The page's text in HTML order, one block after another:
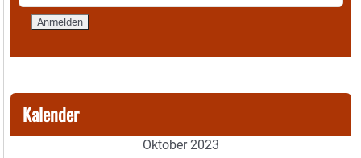
Kalender
Oktober 2023